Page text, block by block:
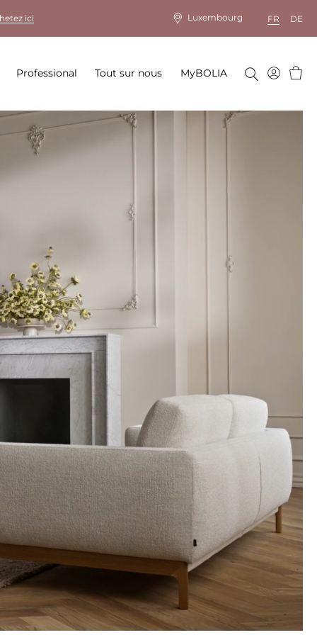
ici Luxembourg FR DE
Professional Tout sur nous MyBOLIA